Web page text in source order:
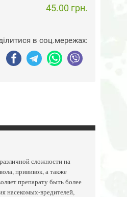
45.00 грн.
в соц.мережах:
сложности на
прививок, а также
препарату быть более
насекомых-вредителей,